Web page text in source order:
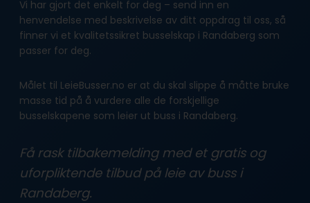
Vi har gjort det enkelt for deg – send inn en
henvendelse med beskrivelse av ditt oppdrag til oss, så
finner vi et kvalitetssikret busselskap i Randaberg som
passer for deg.
Målet til LeieBusser.no er at du skal slippe å måtte bruke
masse tid på å vurdere alle de forskjellige
busselskapene som leier ut buss i Randaberg.
Få rask tilbakemelding med et gratis og
uforpliktende tilbud på leie av buss i
Randaberg.